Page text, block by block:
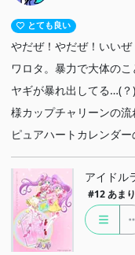
とても良い
やだぜ！やだぜ！いい
ワロタ。暴力で大体のこ
ヤギが暴れ出してる…(
様カップチャリーンの流
ピュアハートカレンダ
アイドル
#12 あま